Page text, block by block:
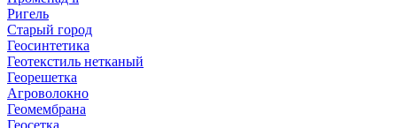
Ригель
Старый город
Геосинтетика
Геотекстиль нетканый
Георешетка
Агроволокно
Геомембрана
Геосетка